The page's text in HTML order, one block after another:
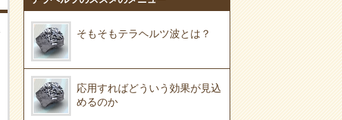
そもそもテラヘルツ波とは？
応用すればどういう効果が見込
めるのか